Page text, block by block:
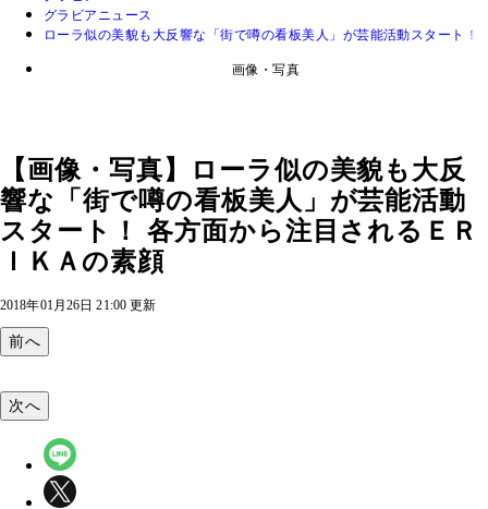
グラビアニュース
ローラ似の美貌も大反響な「街で噂の看板美人」が芸能活動スタート！
画像・写真
【画像・写真】ローラ似の美貌も大反
響な「街で噂の看板美人」が芸能活動
スタート！ 各方面から注目されるＥＲ
ＩＫＡの素顔
2018年01月26日 21:00 更新
前へ
次へ